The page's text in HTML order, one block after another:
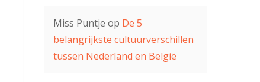
Miss Puntje op De 5
belangrijkste cultuurverschillen
tussen Nederland en België